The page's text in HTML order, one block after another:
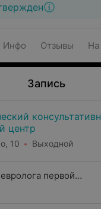
Инфо Отзывы На
Запись
центр
10 Выходной
первой
категории